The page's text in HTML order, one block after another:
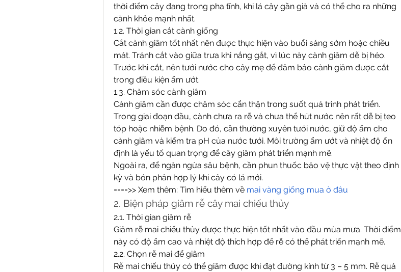
thời điểm cây đang trong pha tĩnh, khi lá cây gần già và có thể cho ra những
cành khỏe mạnh nhất.
1.2. Thời gian cắt cành giống
Cắt cành giâm tốt nhất nên được thực hiện vào buổi sáng sớm hoặc chiều
mát. Tránh cắt vào giữa trưa khi nắng gắt, vì lúc này cành giâm dễ bị héo.
Trước khi cắt, nên tưới nước cho cây mẹ để đảm bảo cành giâm được cắt
trong điều kiện ẩm ướt.
1.3. Chăm sóc cành giâm
Cành giâm cần được chăm sóc cẩn thận trong suốt quá trình phát triển.
Trong giai đoạn đầu, cành chưa ra rễ và chưa thể hút nước nên rất dễ bị teo
tóp hoặc nhiễm bệnh. Do đó, cần thường xuyên tưới nước, giữ độ ẩm cho
cành giâm và kiểm tra pH của nước tưới. Môi trường ẩm ướt và nhiệt độ ổn
định là yếu tố quan trọng để cây giâm phát triển mạnh mẽ.
Ngoài ra, để ngăn ngừa sâu bệnh, cần phun thuốc bảo vệ thực vật theo định
kỳ và bón phân hợp lý khi cây có lá mới.
====>> Xem thêm: Tìm hiểu thêm về mai vàng giống mua ở đâu
2. Biện pháp giâm rễ cây mai chiếu thủy
2.1. Thời gian giâm rễ
Giâm rễ mai chiếu thủy được thực hiện tốt nhất vào đầu mùa mưa. Thời điểm
này có độ ẩm cao và nhiệt độ thích hợp để rễ có thể phát triển mạnh mẽ.
2.2. Chọn rễ mai để giâm
Rễ mai chiếu thủy có thể giâm được khi đạt đường kính từ 3 – 5 mm. Rễ quá